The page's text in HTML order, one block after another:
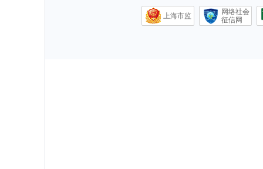
上海市监
网络社会
征信网